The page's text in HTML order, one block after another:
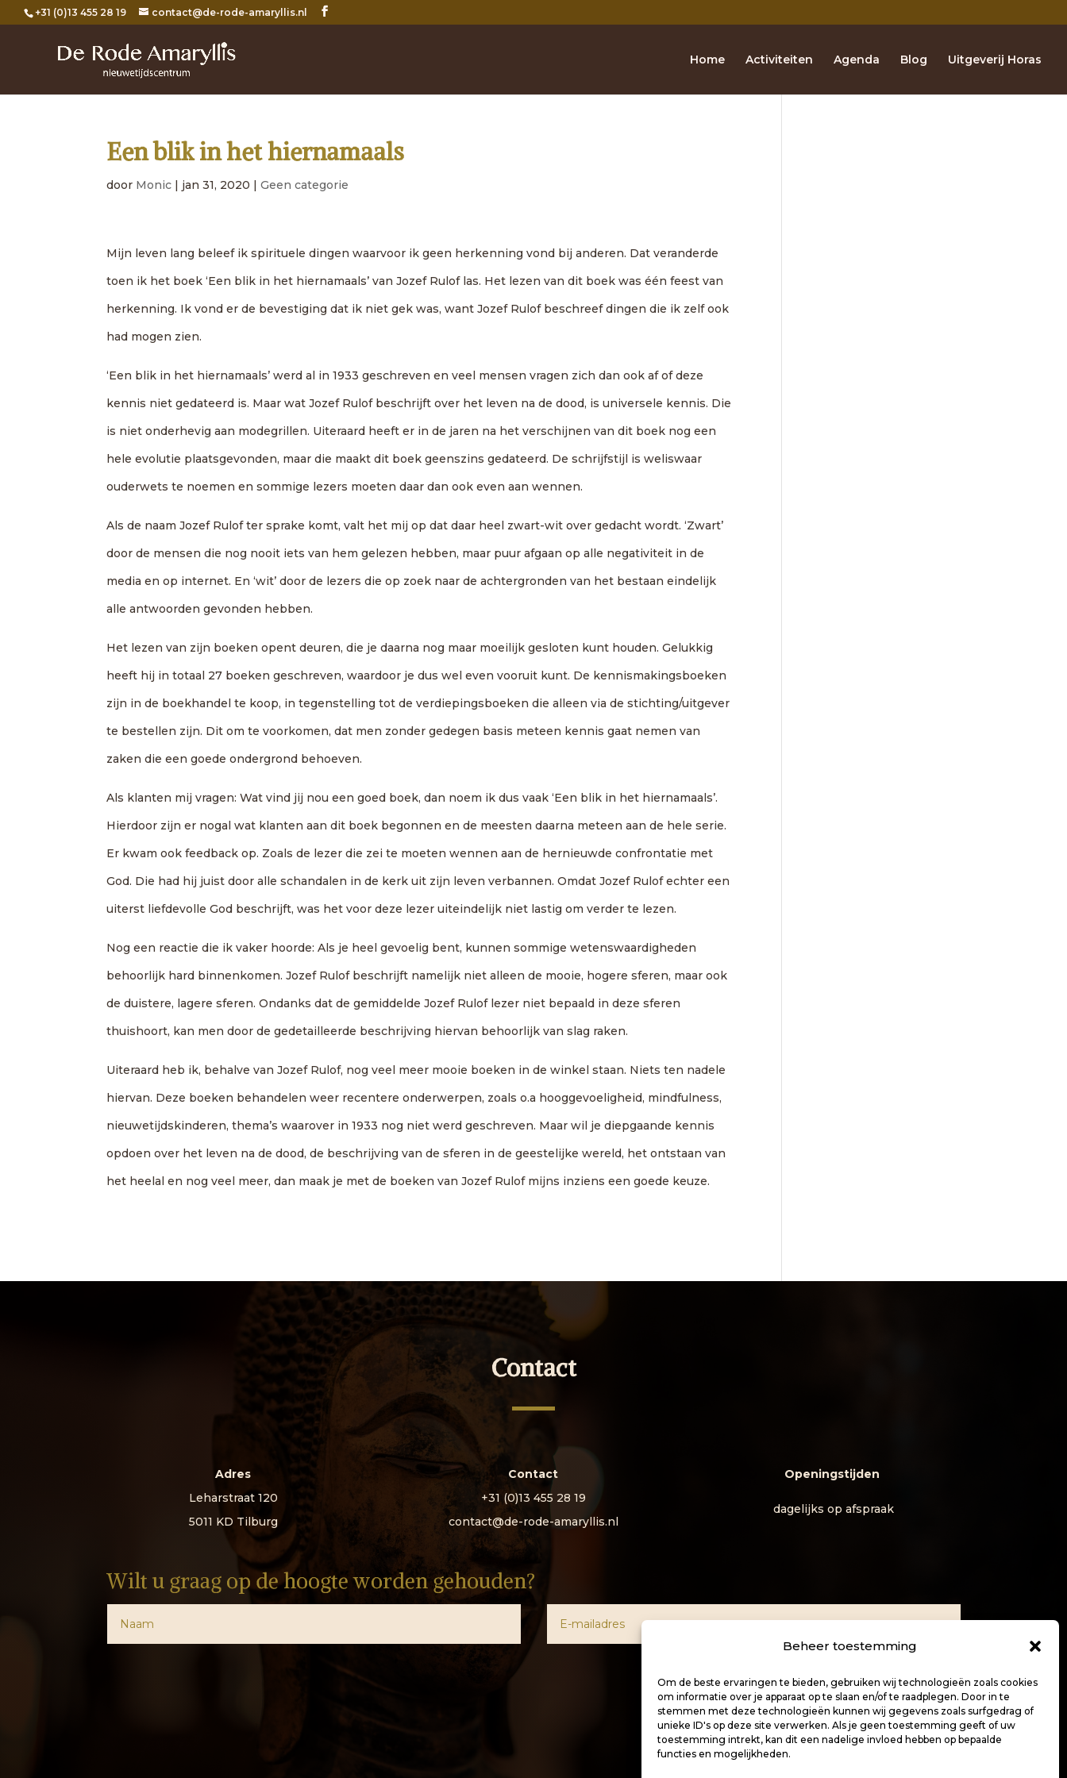
Beheer toestemming
Om de beste ervaringen te bieden, gebruiken wij technologieën zoals cookies
om informatie over je apparaat op te slaan en/of te raadplegen. Door in te
stemmen met deze technologieën kunnen wij gegevens zoals surfgedrag of
unieke ID's op deze site verwerken. Als je geen toestemming geeft of uw
toestemming intrekt, kan dit een nadelige invloed hebben op bepaalde
functies en mogelijkheden.
+31 (0)13 455 28 19 contact@de-rode-amaryllis.nl
Home Activiteiten Agenda Blog Uitgeverij Horas
Een blik in het hiernamaals
door Monic | jan 31, 2020 |Geen categorie
Mijn leven lang beleef ik spirituele dingen waarvoor ik geen herkenning vond bij anderen. Dat veranderde
toen ik het boek ‘Een blik in het hiernamaals’ van Jozef Rulof las. Het lezen van dit boek was één feest van
herkenning. Ik vond er de bevestiging dat ik niet gek was, want Jozef Rulof beschreef dingen die ik zelf ook
had mogen zien.
‘Een blik in het hiernamaals’ werd al in 1933 geschreven en veel mensen vragen zich dan ook af of deze
kennis niet gedateerd is. Maar wat Jozef Rulof beschrijft over het leven na de dood, is universele kennis. Die
is niet onderhevig aan modegrillen. Uiteraard heeft er in de jaren na het verschijnen van dit boek nog een
hele evolutie plaatsgevonden, maar die maakt dit boek geenszins gedateerd. De schrijfstijl is weliswaar
ouderwets te noemen en sommige lezers moeten daar dan ook even aan wennen.
Als de naam Jozef Rulof ter sprake komt, valt het mij op dat daar heel zwart-wit over gedacht wordt. ‘Zwart’
door de mensen die nog nooit iets van hem gelezen hebben, maar puur afgaan op alle negativiteit in de
media en op internet. En ‘wit’ door de lezers die op zoek naar de achtergronden van het bestaan eindelijk
alle antwoorden gevonden hebben.
Het lezen van zijn boeken opent deuren, die je daarna nog maar moeilijk gesloten kunt houden. Gelukkig
heeft hij in totaal 27 boeken geschreven, waardoor je dus wel even vooruit kunt. De kennismakingsboeken
zijn in de boekhandel te koop, in tegenstelling tot de verdiepingsboeken die alleen via de stichting/uitgever
te bestellen zijn. Dit om te voorkomen, dat men zonder gedegen basis meteen kennis gaat nemen van
zaken die een goede ondergrond behoeven.
Als klanten mij vragen: Wat vind jij nou een goed boek, dan noem ik dus vaak ‘Een blik in het hiernamaals’.
Hierdoor zijn er nogal wat klanten aan dit boek begonnen en de meesten daarna meteen aan de hele serie.
Er kwam ook feedback op. Zoals de lezer die zei te moeten wennen aan de hernieuwde confrontatie met
God. Die had hij juist door alle schandalen in de kerk uit zijn leven verbannen. Omdat Jozef Rulof echter een
uiterst liefdevolle God beschrijft, was het voor deze lezer uiteindelijk niet lastig om verder te lezen.
Nog een reactie die ik vaker hoorde: Als je heel gevoelig bent, kunnen sommige wetenswaardigheden
behoorlijk hard binnenkomen. Jozef Rulof beschrijft namelijk niet alleen de mooie, hogere sferen, maar ook
de duistere, lagere sferen. Ondanks dat de gemiddelde Jozef Rulof lezer niet bepaald in deze sferen
thuishoort, kan men door de gedetailleerde beschrijving hiervan behoorlijk van slag raken.
Uiteraard heb ik, behalve van Jozef Rulof, nog veel meer mooie boeken in de winkel staan. Niets ten nadele
hiervan. Deze boeken behandelen weer recentere onderwerpen, zoals o.a hooggevoeligheid, mindfulness,
nieuwetijdskinderen, thema’s waarover in 1933 nog niet werd geschreven. Maar wil je diepgaande kennis
opdoen over het leven na de dood, de beschrijving van de sferen in de geestelijke wereld, het ontstaan van
het heelal en nog veel meer, dan maak je met de boeken van Jozef Rulof mijns inziens een goede keuze.
Contact
Adres
Leharstraat 120
5011 KD Tilburg
Contact
+31 (0)13 455 28 19
contact@de-rode-amaryllis.nl
Openingstijden
dagelijks op afspraak
Wilt u graag op de hoogte worden gehouden?